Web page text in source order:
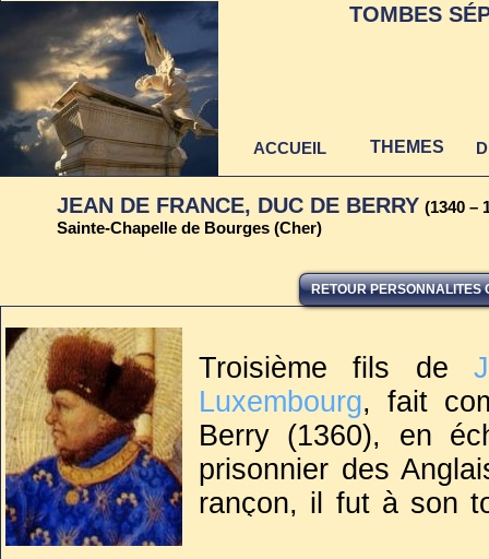
JEAN DE FRANCE, DUC DE BERRY (1340 –
Sainte-Chapelle de Bourges (Cher)
Troisième fils de
Luxembourg, fait
Berry (1360), en
prisonnier des
rançon, il fut à son
RETOUR PERSONNALITES
au 22 juin 2021
TOMBES
ACCUEIL THEMES